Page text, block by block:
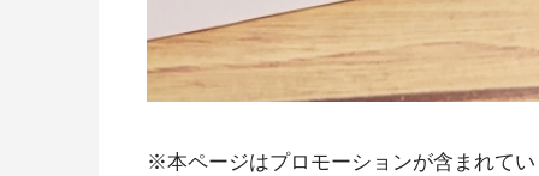
※本ページはプロモーションが含まれて